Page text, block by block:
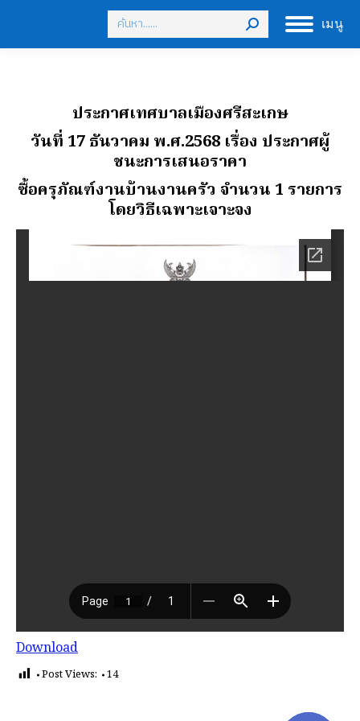
เมนู
Search:
ประกาศเทศบาลเมืองศรีสะเกษ
วันที่ 17 ธันวาคม พ.ศ.2568 เรื่อง ประกาศผู้
ชนะการเสนอราคา
ซื้อครุภัณฑ์งานบ้านงานครัว จํานวน 1 รายการ
โดยวิธีเฉพาะเจาะจง
Download
Post Views: 14